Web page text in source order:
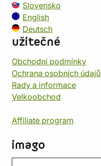
Slovensko
English
Deutsch
užitečné
Obchodní podmínky
Ochrana osobních údajů
Rady a informace
Velkoobchod
Affiliate program
imago